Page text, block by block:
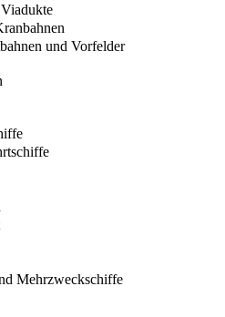
und Vorfelder
Mehrzweckschiffe